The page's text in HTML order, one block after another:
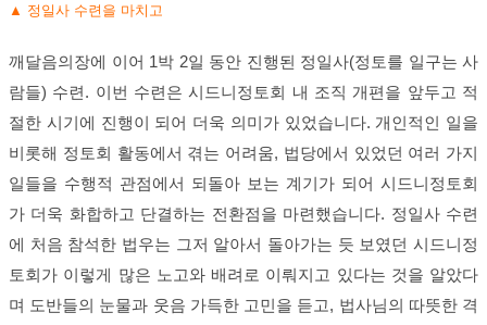
▲ 정일사 수련을 마치고
깨달음의장에 이어 1박 2일 동안 진행된 정일사(정토를 일구는 사
람들) 수련. 이번 수련은 시드니정토회 내 조직 개편을 앞두고 적
절한 시기에 진행이 되어 더욱 의미가 있었습니다. 개인적인 일을
비롯해 정토회 활동에서 겪는 어려움, 법당에서 있었던 여러 가지
일들을 수행적 관점에서 되돌아 보는 계기가 되어 시드니정토회
가 더욱 화합하고 단결하는 전환점을 마련했습니다. 정일사 수련
에 처음 참석한 법우는 그저 알아서 돌아가는 듯 보였던 시드니정
토회가 이렇게 많은 노고와 배려로 이뤄지고 있다는 것을 알았다
며 도반들의 눈물과 웃음 가득한 고민을 듣고, 법사님의 따뜻한 격